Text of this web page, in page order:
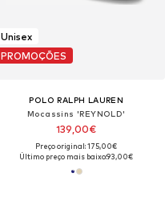
Unisex
PROMOÇÕES
POLO RALPH LAUREN
Mocassins 'REYNOLD'
139,00€
Preço original: 175,00€
Último preço mais baixo:93,00€